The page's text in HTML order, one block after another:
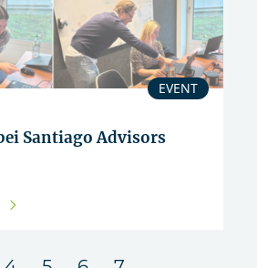
EVENT
Santiago Advisors